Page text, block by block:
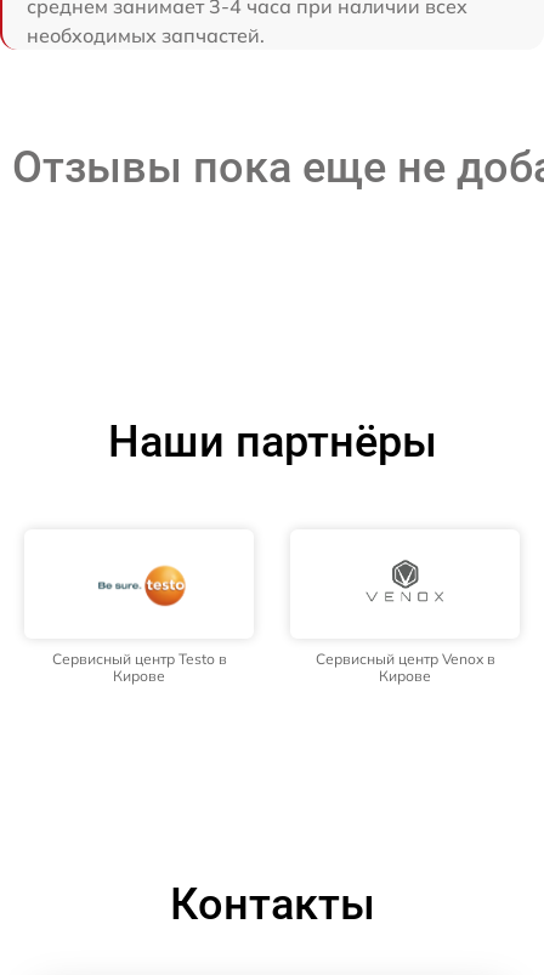
среднем занимает 3-4 часа при наличии всех
необходимых запчастей.
Отзывы пока еще не
Наши партнёры
Сервисный центр Testo в
Кирове
Сервисный центр Venox в
Кирове
Контакты